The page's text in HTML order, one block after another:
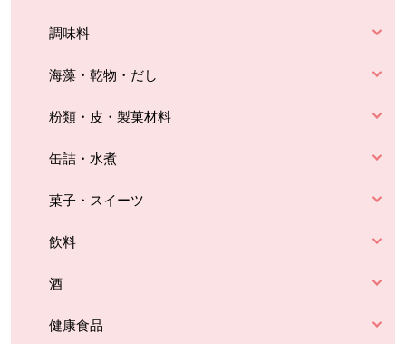
調味料
海藻・乾物・だし
粉類・皮・製菓材料
缶詰・水煮
菓子・スイーツ
飲料
酒
健康食品